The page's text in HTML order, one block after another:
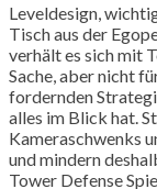
Leveldesign,
Tisch aus der
verhält es sich mit
Sache, aber nicht
fordernden
alles im Blick hat.
Kameraschwenks
und mindern
Tower Defense